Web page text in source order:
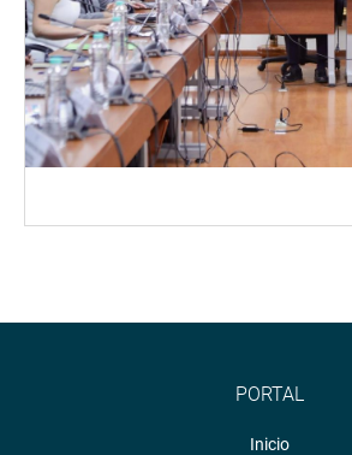
PORTAL
Inicio